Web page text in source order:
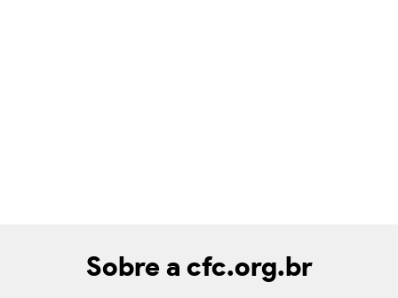
Sobre a cfc.org.br